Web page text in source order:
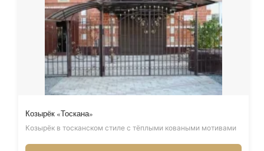
Козырёк «Тоскана»
Козырёк в тосканском стиле с тёплыми коваными мотивами